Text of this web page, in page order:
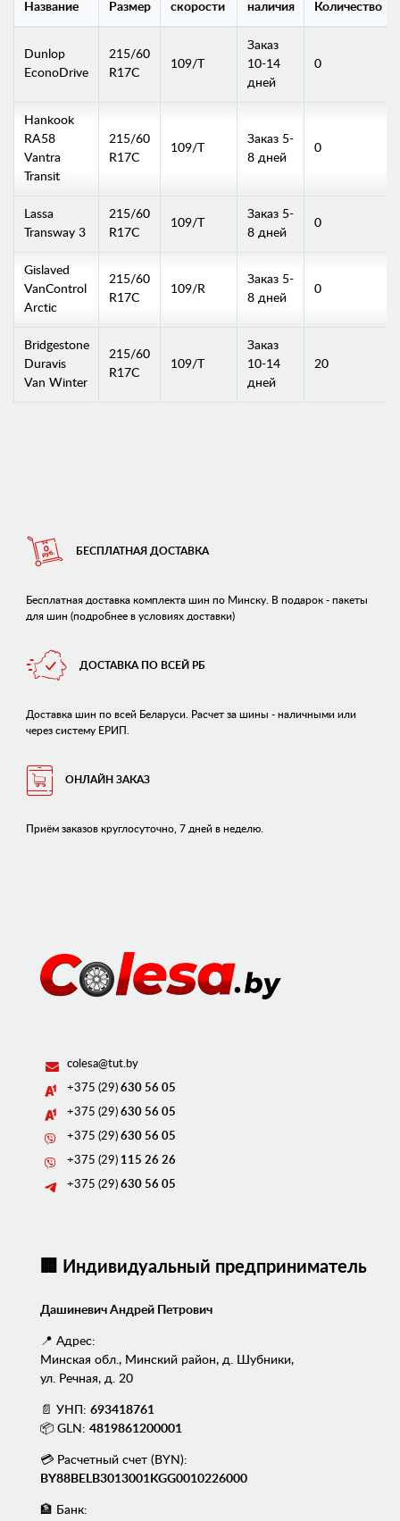
Название Размер скорости наличия Количество
Dunlop
EconoDrive
215/60
R17C
109/T
Заказ
10-14
дней
0
Hankook
RA58
Vantra
Transit
215/60
R17C
109/T
Заказ 5-
8 дней
0
Lassa
Transway 3
215/60
R17C
109/T
Заказ 5-
8 дней
0
Gislaved
VanControl
Arctic
215/60
R17C
109/R
Заказ 5-
8 дней
0
Bridgestone
Duravis
Van Winter
215/60
R17C
109/T
Заказ
10-14
дней
20
БЕСПЛАТНАЯ ДОСТАВКА
Бесплатная доставка комплекта шин по Минску. В подарок - пакеты
для шин (подробнее в условиях доставки)
ДОСТАВКА ПО ВСЕЙ РБ
Доставка шин по всей Беларуси. Расчет за шины - наличными или
через систему ЕРИП.
ОНЛАЙН ЗАКАЗ
Приём заказов круглосуточно, 7 дней в неделю.
colesa@tut.by
+375 (29) 630 56 05
+375 (29) 630 56 05
+375 (29) 630 56 05
+375 (29) 115 26 26
+375 (29) 630 56 05
🏢 Индивидуальный предприниматель
Дашиневич Андрей Петрович
📍 Адрес:
Минская обл., Минский район, д. Шубники,
ул. Речная, д. 20
📄 УНП: 693418761
📦 GLN: 4819861200001
💳 Расчетный счет (BYN):
BY88BELB3013001KGG0010226000
🏦 Банк: